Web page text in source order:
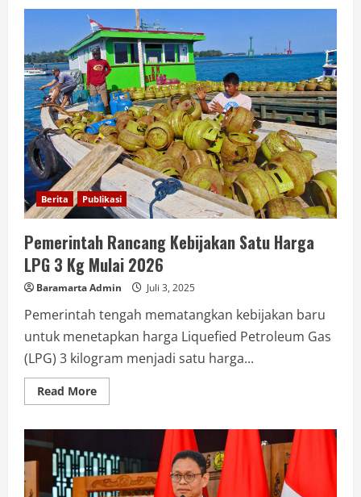
Berita Publikasi
Pemerintah Rancang Kebijakan Satu Harga
LPG 3 Kg Mulai 2026
Baramarta Admin Juli 3, 2025
Pemerintah tengah mematangkan kebijakan baru
untuk menetapkan harga Liquefied Petroleum Gas
(LPG) 3 kilogram menjadi satu harga...
Read More